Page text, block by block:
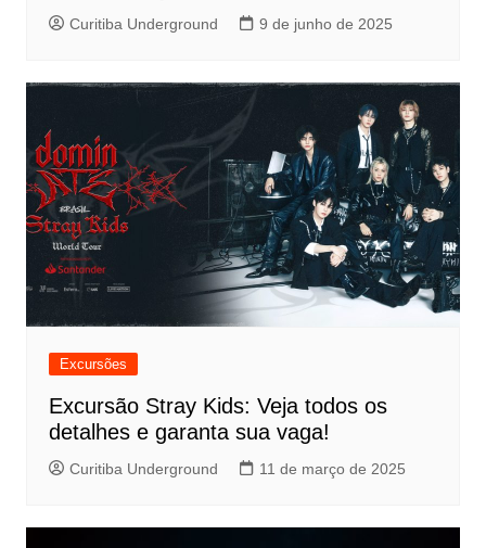
Curitiba Underground 9 de junho de 2025
Excursões
Excursão Stray Kids: Veja todos os
detalhes e garanta sua vaga!
Curitiba Underground 11 de março de 2025